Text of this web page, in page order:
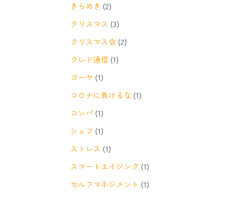
きらめき (2)
クリスマス (3)
クリスマス会 (2)
クレド通信 (1)
ゴーヤ (1)
コロナに負けるな (1)
コンパ (1)
シェフ (1)
ストレス (1)
スマートエイジング (1)
セルフマネジメント (1)